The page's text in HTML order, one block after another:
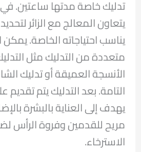
تدليك خاصة مدتها ساعتين.
يتعاون المعالج مع الزائر
يناسب احتياجاته الخاصة. يمكن
متعددة من التدليك مثل
الأنسجة العميقة أو تدليك
التامة. بعد التدليك يتم
يهدف إلى العناية بالبشرة
مريح للقدمين وفروة الرأس
الاسترخاء.